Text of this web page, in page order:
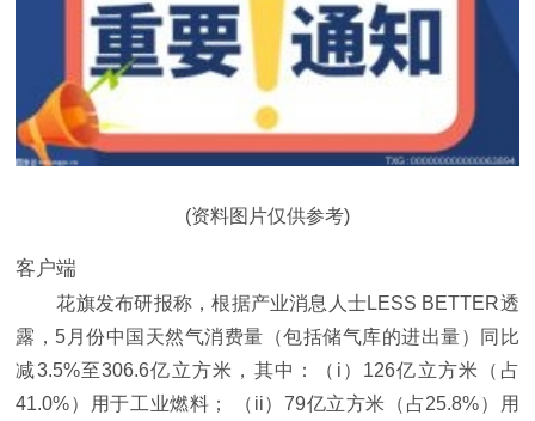
(资料图片仅供参考)
客户端
花旗发布研报称，根据产业消息人士LESS BETTER透
露，5月份中国天然气消费量（包括储气库的进出量）同比
减3.5%至306.6亿立方米，其中：（i）126亿立方米（占
41.0%）用于工业燃料； （ii）79亿立方米（占25.8%）用